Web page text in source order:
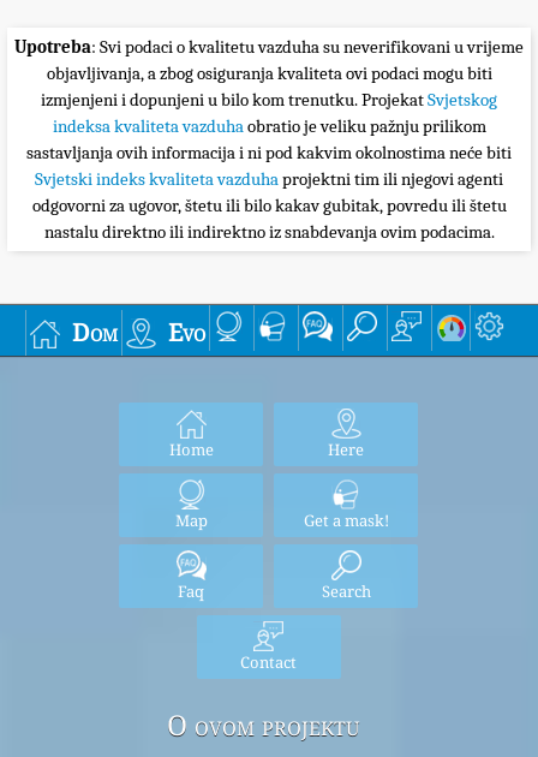
Upotreba: Svi podaci o kvalitetu vazduha su neverifikovani u vrijeme
objavljivanja, a zbog osiguranja kvaliteta ovi podaci mogu biti
izmjenjeni i dopunjeni u bilo kom trenutku. ProjekatSvjetskog
indeksa kvaliteta vazduhaobratio je veliku pažnju prilikom
sastavljanja ovih informacija i ni pod kakvim okolnostima neće biti
Svjetski indeks kvaliteta vazduhaprojektni tim ili njegovi agenti
odgovorni za ugovor, štetu ili bilo kakav gubitak, povredu ili štetu
nastalu direktno ili indirektno iz snabdevanja ovim podacima.
Dom Evo
Home Here
Map Get a mask!
Faq Search
Contact
O ovom projektu